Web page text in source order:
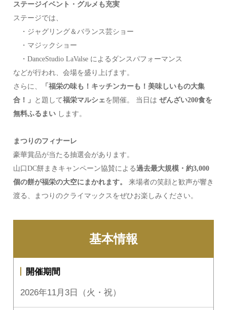
ステージイベント・グルメも充実
ステージでは、
・ジャグリング＆バランス芸ショー
・マジックショー
・DanceStudio LaValse によるダンスパフォーマンス
などが行われ、会場を盛り上げます。
さらに、
「福栄の味も！キッチンカーも！美味しいもの大集
合！」 と題して福栄マルシェを開催。 当日は ぜんざい200食を
無料ふるまいします。
まつりのフィナーレ
豪華賞品が当たる抽選会があります。
山口DC餅まきキャンペーン協賛による過去最大規模・約3,000
個の餅が福栄の大空にまかれます。
来場者の笑顔と歓声が響き
渡る、まつりのクライマックスをぜひお楽しみください。
基本情報
開催期間
2026年11月3日（火・祝）